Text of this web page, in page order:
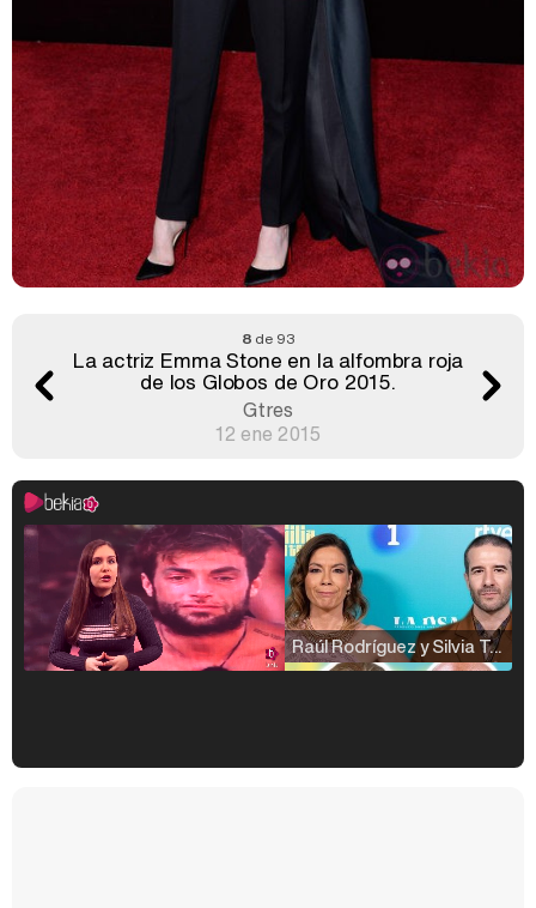
8 de 93
La actriz Emma Stone en la alfombra roja
de los Globos de Oro 2015.
Gtres
12 ene 2015
Raúl Rodríguez y Silvia Taulés nos cuentan su papel en 'La familia de la tele'